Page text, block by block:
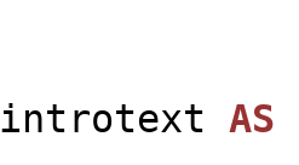
introtext AS